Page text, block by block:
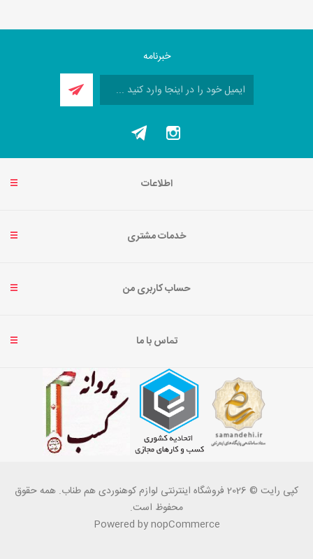
خبرنامه
اطلاعات
خدمات مشتری
حساب کاربری من
تماس با ما
کپی رایت © 2026 فروشگاه اینترنتی لوازم کوهنوردی هم طناب. همه حقوق
محفوظ است.
Powered bynopCommerce